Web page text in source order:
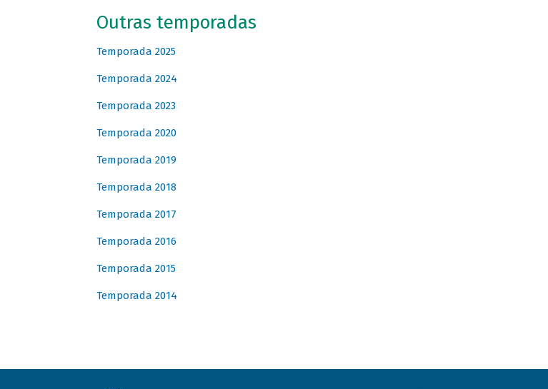
Outras temporadas
Temporada 2025
Temporada 2024
Temporada 2023
Temporada 2020
Temporada 2019
Temporada 2018
Temporada 2017
Temporada 2016
Temporada 2015
Temporada 2014